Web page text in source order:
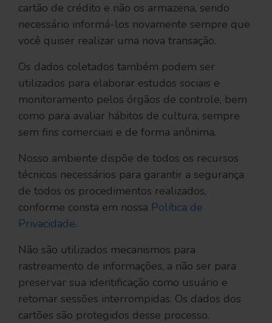
cartão de crédito e não os armazena, sendo
necessário informá-los novamente sempre que
você quiser realizar uma nova transação.
Os dados coletados também podem ser
utilizados para elaborar estudos sociais e
monitoramento pelos órgãos de controle, bem
como para avaliar hábitos de cultura, sempre
sem fins comerciais e de forma anônima.
Nosso ambiente dispõe de todos os recursos
técnicos necessários para garantir a segurança
de todos os procedimentos realizados,
conforme consta em nossa Política de
Privacidade.
Não são utilizados mecanismos para
rastreamento de informações, a não ser para
preservar sua identificação como usuário e
retomar sessões interrompidas. Os dados dos
cartões são protegidos desse processo.